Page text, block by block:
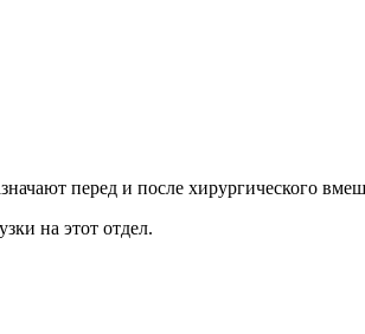
перед и после хирургического
на этот отдел.